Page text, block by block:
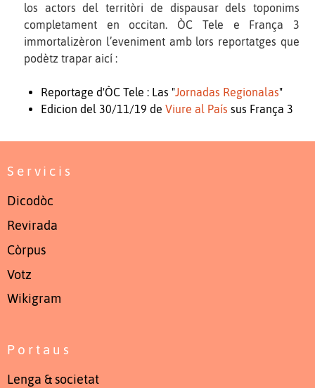
los actors del territòri de dispausar dels toponims
completament en occitan. ÒC Tele e França 3
immortalizèron l’eveniment amb lors reportatges que
podètz trapar aicí :
Reportage d'ÒC Tele : Las "Jornadas Regionalas"
Edicion del 30/11/19 de Viure al País sus França 3
Servicis
Dicodòc
Revirada
Còrpus
Votz
Wikigram
Portaus
Lenga & societat